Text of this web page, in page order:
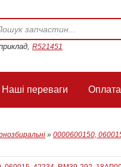
R521451
Наші переваги Оплата
» 0000600150,